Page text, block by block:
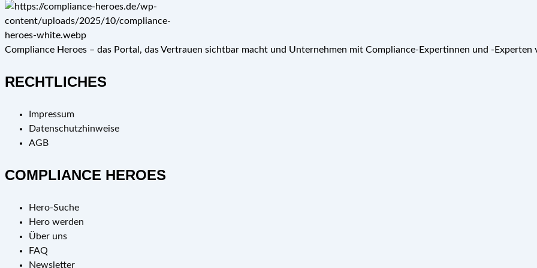
Compliance Heroes – das Portal, das Vertrauen sichtbar macht und Unternehmen mit Compliance-Expertinnen und -Experten
RECHTLICHES
Impressum
Datenschutzhinweise
AGB
COMPLIANCE HEROES
Hero-Suche
Hero werden
Über uns
FAQ
Newsletter